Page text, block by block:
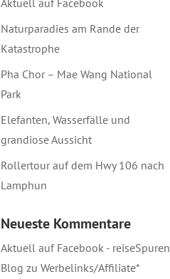
Aktuell auf Facebook
Naturparadies am Rande der
Katastrophe
Pha Chor – Mae Wang National
Park
Elefanten, Wasserfälle und
grandiose Aussicht
Rollertour auf dem Hwy 106 nach
Lamphun
Neueste Kommentare
Aktuell auf Facebook - reiseSpuren
Blog zu Werbelinks/Affiliate*